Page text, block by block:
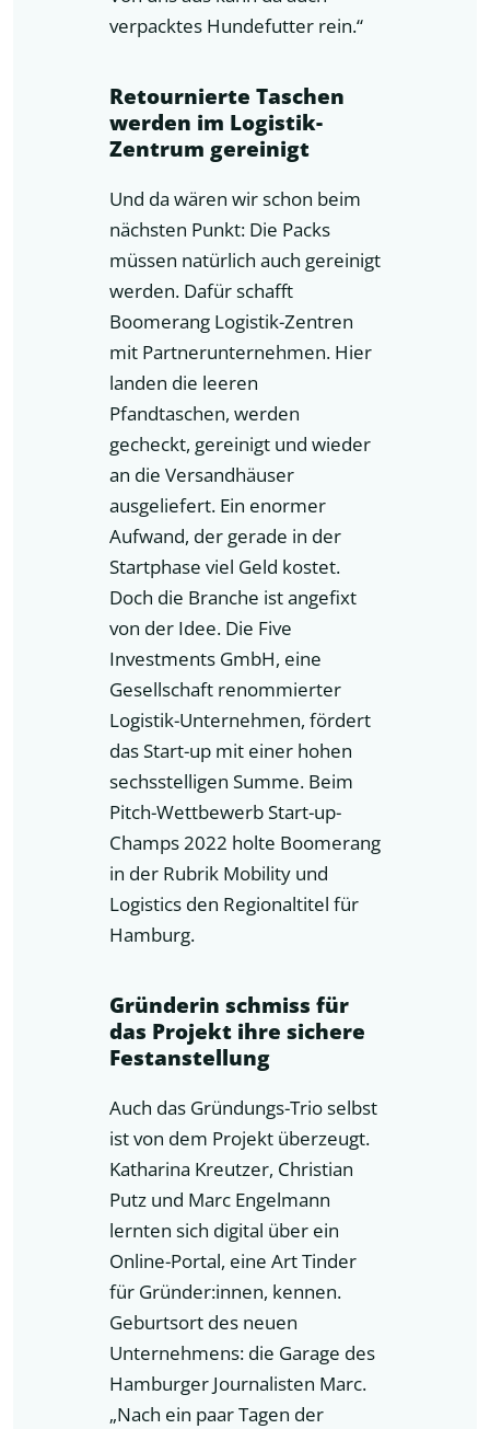
verpacktes Hundefutter rein.“
Retournierte Taschen
werden im Logistik-
Zentrum gereinigt
Und da wären wir schon beim
nächsten Punkt: Die Packs
müssen natürlich auch gereinigt
werden. Dafür schafft
Boomerang Logistik-Zentren
mit Partnerunternehmen. Hier
landen die leeren
Pfandtaschen, werden
gecheckt, gereinigt und wieder
an die Versandhäuser
ausgeliefert. Ein enormer
Aufwand, der gerade in der
Startphase viel Geld kostet.
Doch die Branche ist angefixt
von der Idee. Die Five
Investments GmbH, eine
Gesellschaft renommierter
Logistik-Unternehmen, fördert
das Start-up mit einer hohen
sechsstelligen Summe. Beim
Pitch-Wettbewerb Start-up-
Champs 2022 holte Boomerang
in der Rubrik Mobility und
Logistics den Regionaltitel für
Hamburg.
Gründerin schmiss für
das Projekt ihre sichere
Festanstellung
Auch das Gründungs-Trio selbst
ist von dem Projekt überzeugt.
Katharina Kreutzer, Christian
Putz und Marc Engelmann
lernten sich digital über ein
Online-Portal, eine Art Tinder
für Gründer:innen, kennen.
Geburtsort des neuen
Unternehmens: die Garage des
Hamburger Journalisten Marc.
„Nach ein paar Tagen der